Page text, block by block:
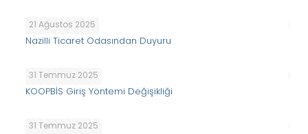
21 Ağustos 2025
Nazilli Ticaret Odasından Duyuru
31 Temmuz 2025
KOOPBİS Giriş Yöntemi Değişikliği
31 Temmuz 2025